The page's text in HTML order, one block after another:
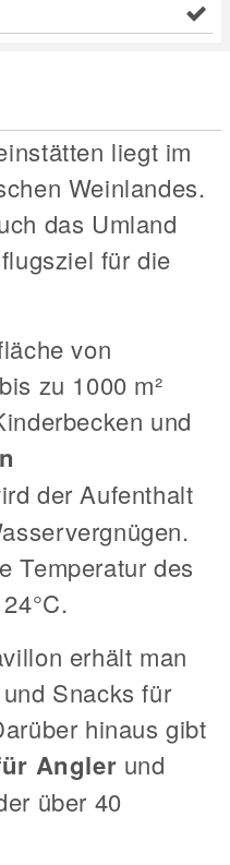
liegt im
Weinlandes.
das Umland
für die
von
zu 1000 m²
und
der Aufenthalt
Temperatur des
erhält man
Snacks für
hinaus gibt
Angler und
über 40